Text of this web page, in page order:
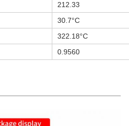
212.33
30.7°C
322.18°C
0.9560